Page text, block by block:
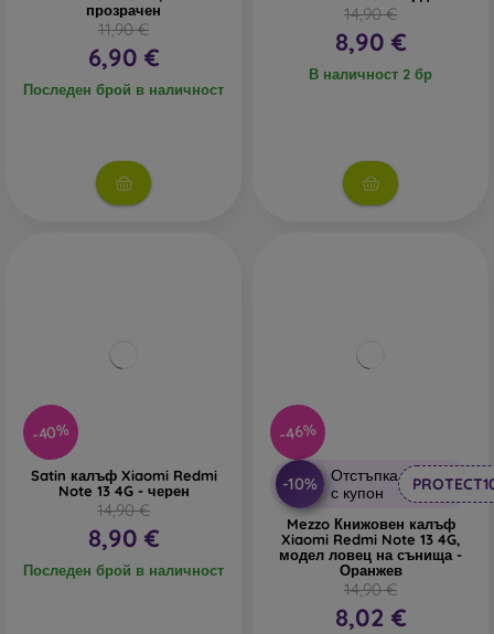
прозрачен
11,90 €
6,90 €
Последен брой в наличност
14,90 €
8,90 €
В наличност 2 бр
-40%
Satin калъф Xiaomi Redmi
Note 13 4G - черен
14,90 €
8,90 €
Последен брой в наличност
-46%
-10%
Отстъпка
с купон
Mezzo Книжовен калъф
Xiaomi Redmi Note 13 4G,
модел ловец на сънища -
Оранжев
14,90 €
8,02 €